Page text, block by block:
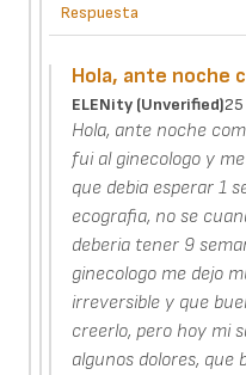
Respuesta
Hola, ante noche
ELENity (unverified)25
Hola, ante noche
fui al ginecologo y
que debia esperar 1
ecografia, no se
deberia tener 9
ginecologo me dejo
irreversible y que
creerlo, pero hoy mi
algunos dolores,